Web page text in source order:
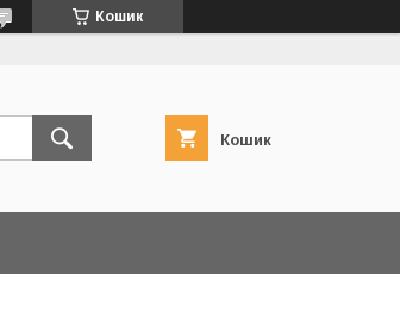
Кошик
Кошик